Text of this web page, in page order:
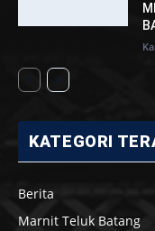
KATEGORI
Berita
Marnit Teluk Batang